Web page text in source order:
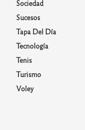
Sociedad
Sucesos
Tapa Del Día
Tecnología
Tenis
Turismo
Voley